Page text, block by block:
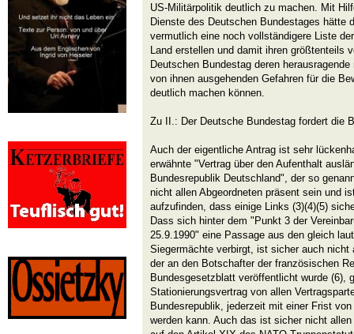
US-Militärpolitik deutlich zu machen. Mit
Dienste des Deutschen Bundestages hätte
vermutlich eine noch vollständigere Liste
Land erstellen und damit ihren größtenteils
Deutschen Bundestag deren
von ihnen ausgehenden Gefahren für die
deutlich machen können.
Zu II.: Der Deutsche Bundestag fordert die
Auch der eigentliche Antrag ist sehr
erwähnte "Vertrag über den Aufenthalt
Bundesrepublik Deutschland", der so
nicht allen Abgeordneten präsent sein und
aufzufinden, dass einige Links (3)(4)(5)
Dass sich hinter dem "Punkt 3 der
25.9.1990" eine Passage aus den gleich
Siegermächte verbirgt, ist sicher auch
der an den Botschafter der französischen
Bundesgesetzblatt veröffentlicht wurde (6),
Stationierungsvertrag von allen
Bundesrepublik, jederzeit mit einer Frist
werden kann. Auch das ist sicher nicht